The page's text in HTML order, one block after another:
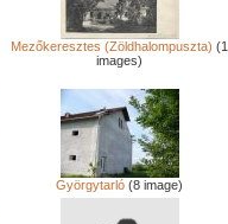
Mezőkeresztes (Zöldhalompuszta) (1
images)
Györgytarló (8 image)